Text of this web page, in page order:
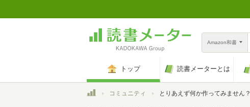
Amazon和書
トップ 読書メーターとは
トップコミュニティ とりあえず何か作ってみません？